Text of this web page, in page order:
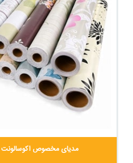
مدیای مخصوص اکوسالونت